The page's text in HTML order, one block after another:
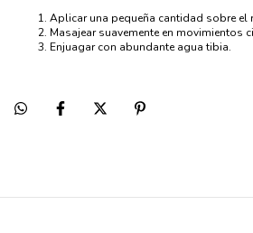
Aplicar una pequeña cantidad sobre el
Masajear suavemente en movimientos
Enjuagar con abundante agua tibia.